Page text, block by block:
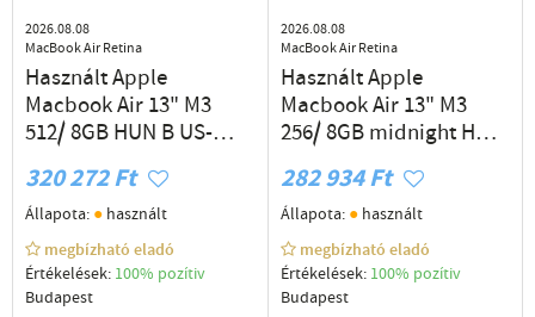
2026.08.08
MacBook Air Retina
Használt Apple
Macbook Air 13" M3
512/ 8GB HUN B US-
320 272 Ft
Állapota: ● használt
megbízható eladó
Értékelések: 100% pozítiv
Budapest
2026.08.08
MacBook Air Retina
Használt Apple
Macbook Air 13" M3
256/ 8GB midnight HUN
282 934 Ft
Állapota: ●használt
megbízható eladó
Értékelések: 100% pozítiv
Budapest